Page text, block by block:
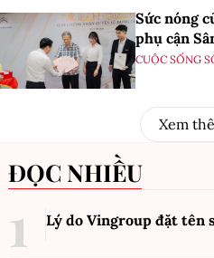
Sức nóng
phụ cận
CUỘC SỐNG
Xem
ĐỌC NHIỀU
Lý do Vingroup đặt tên